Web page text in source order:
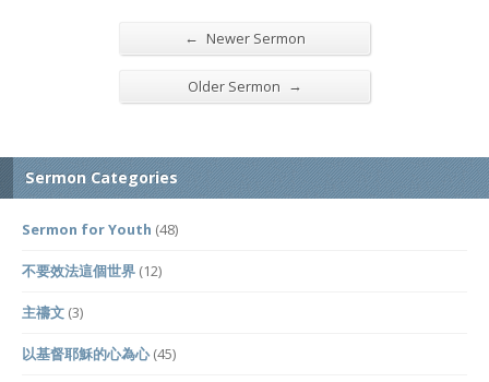
← Newer Sermon
Older Sermon →
Sermon Categories
Sermon for Youth (48)
不要效法這個世界 (12)
主禱文 (3)
以基督耶穌的心為心(45)